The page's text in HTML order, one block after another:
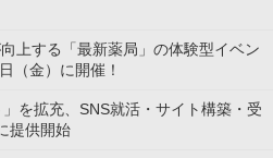
上する「最新薬局」の体験型イベン
（金）に開催！
を拡充、SNS就活・サイト構築・受
提供開始